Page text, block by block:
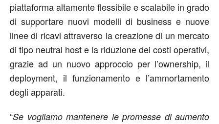
piattaforma altamente flessibile e scalabile in grado
di supportare nuovi modelli di business e nuove
linee di ricavi attraverso la creazione di un mercato
di tipo neutral host e la riduzione dei costi operativi,
grazie ad un nuovo approccio per l’ownership, il
deployment, il funzionamento e l’ammortamento
degli apparati.
“Se vogliamo mantenere le promesse di aumento